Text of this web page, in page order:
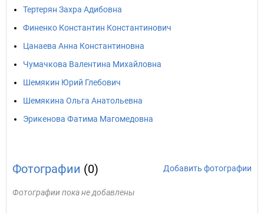
Тертерян Захра Адибовна
Финенко Константин Константинович
Цанаева Анна Константиновна
Чумачкова Валентина Михайловна
Шемякин Юрий Глебович
Шемякина Ольга Анатольевна
Эрикенова Фатима Магомедовна
Фотографии (0) Добавить фотографии
Фотографии пока не добавлены